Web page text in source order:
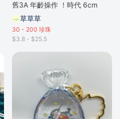
舊3A 年齡操作 ！時代 6cm
草草草
30 - 200 珍珠
$3.8 - $25.5